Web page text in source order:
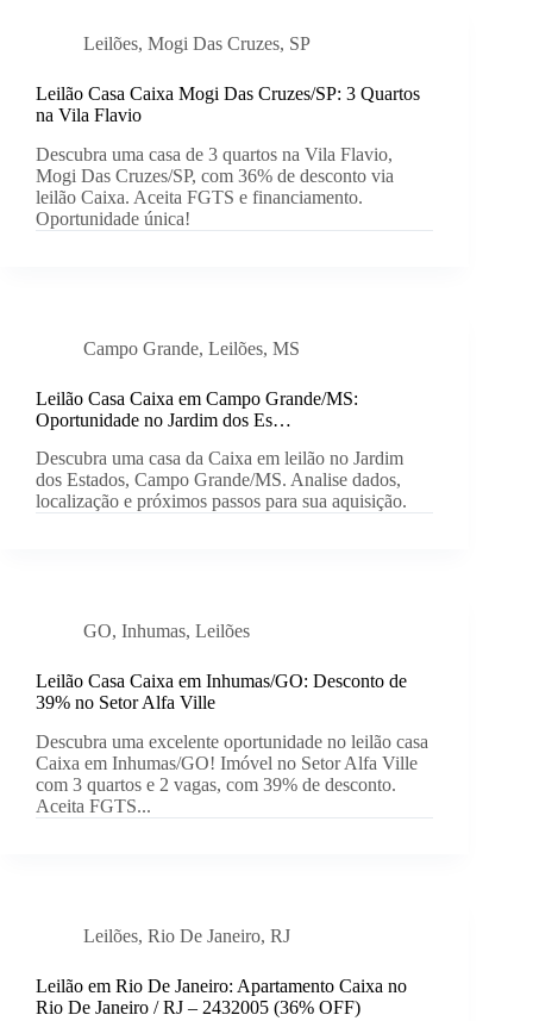
Leilões, Mogi Das Cruzes, SP
Leilão Casa Caixa Mogi Das Cruzes/SP: 3 Quartos
na Vila Flavio
Descubra uma casa de 3 quartos na Vila Flavio,
Mogi Das Cruzes/SP, com 36% de desconto via
leilão Caixa. Aceita FGTS e financiamento.
Oportunidade única!
Campo Grande, Leilões, MS
Leilão Casa Caixa em Campo Grande/MS:
Oportunidade no Jardim dos Es…
Descubra uma casa da Caixa em leilão no Jardim
dos Estados, Campo Grande/MS. Analise dados,
localização e próximos passos para sua aquisição.
GO, Inhumas, Leilões
Leilão Casa Caixa em Inhumas/GO: Desconto de
39% no Setor Alfa Ville
Descubra uma excelente oportunidade no leilão casa
Caixa em Inhumas/GO! Imóvel no Setor Alfa Ville
com 3 quartos e 2 vagas, com 39% de desconto.
Aceita FGTS...
Leilões, Rio De Janeiro, RJ
Leilão em Rio De Janeiro: Apartamento Caixa no
Rio De Janeiro / RJ – 2432005 (36% OFF)